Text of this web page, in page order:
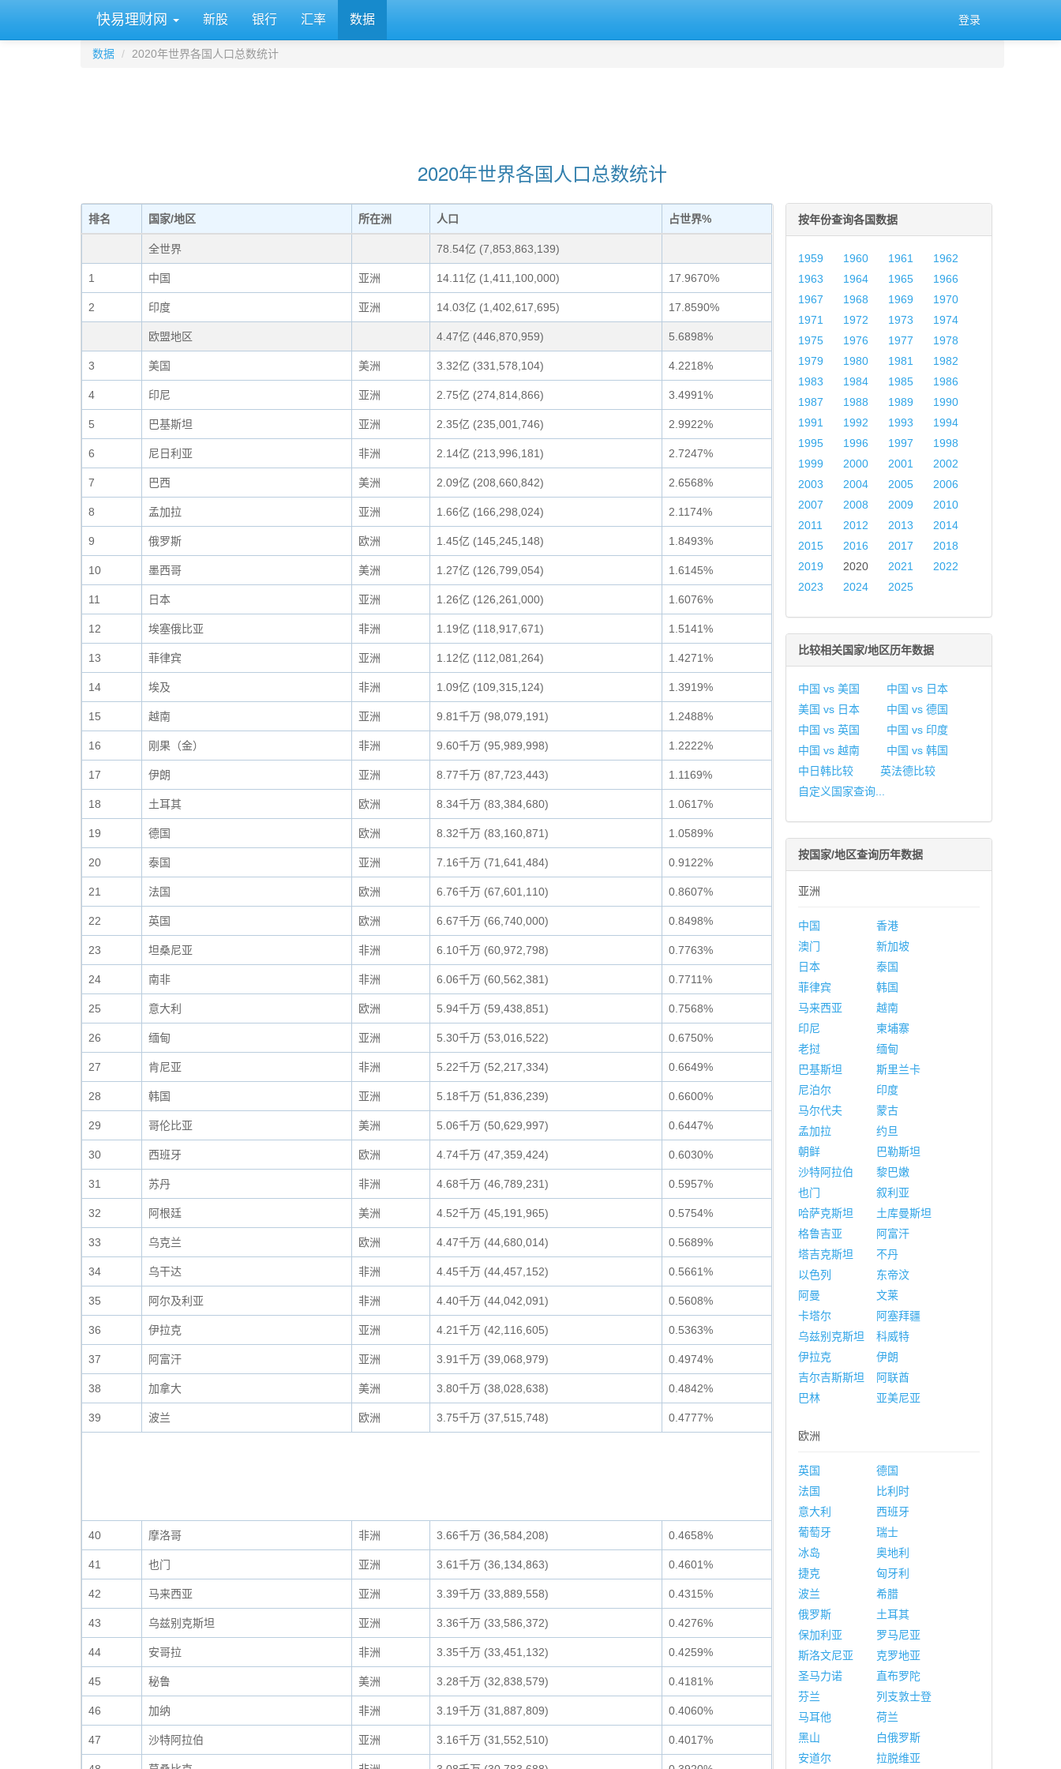
快易理财网 新股 银行 汇率 数据 登录
数据 2020年世界各国人口总数统计
2020年世界各国人口总数统计
排名 国家/地区 所在洲 人口 占世界%
全世界 78.54亿 (7,853,863,139)
1 中国 亚洲 14.11亿 (1,411,100,000) 17.9670%
2 印度 亚洲 14.03亿 (1,402,617,695) 17.8590%
欧盟地区 4.47亿 (446,870,959) 5.6898%
3 美国 美洲 3.32亿 (331,578,104) 4.2218%
4 印尼 亚洲 2.75亿 (274,814,866) 3.4991%
5 巴基斯坦 亚洲 2.35亿 (235,001,746) 2.9922%
6 尼日利亚 非洲 2.14亿 (213,996,181) 2.7247%
7 巴西 美洲 2.09亿 (208,660,842) 2.6568%
8 孟加拉 亚洲 1.66亿 (166,298,024) 2.1174%
9 俄罗斯 欧洲 1.45亿 (145,245,148) 1.8493%
10 墨西哥 美洲 1.27亿 (126,799,054) 1.6145%
11 日本 亚洲 1.26亿 (126,261,000) 1.6076%
12 埃塞俄比亚 非洲 1.19亿 (118,917,671) 1.5141%
13 菲律宾 亚洲 1.12亿 (112,081,264) 1.4271%
14 埃及 非洲 1.09亿 (109,315,124) 1.3919%
15 越南 亚洲 9.81千万 (98,079,191) 1.2488%
16 刚果（金） 非洲 9.60千万 (95,989,998) 1.2222%
17 伊朗 亚洲 8.77千万 (87,723,443) 1.1169%
18 土耳其 欧洲 8.34千万 (83,384,680) 1.0617%
19 德国 欧洲 8.32千万 (83,160,871) 1.0589%
20 泰国 亚洲 7.16千万 (71,641,484) 0.9122%
21 法国 欧洲 6.76千万 (67,601,110) 0.8607%
22 英国 欧洲 6.67千万 (66,740,000) 0.8498%
23 坦桑尼亚 非洲 6.10千万 (60,972,798) 0.7763%
24 南非 非洲 6.06千万 (60,562,381) 0.7711%
25 意大利 欧洲 5.94千万 (59,438,851) 0.7568%
26 缅甸 亚洲 5.30千万 (53,016,522) 0.6750%
27 肯尼亚 非洲 5.22千万 (52,217,334) 0.6649%
28 韩国 亚洲 5.18千万 (51,836,239) 0.6600%
29 哥伦比亚 美洲 5.06千万 (50,629,997) 0.6447%
30 西班牙 欧洲 4.74千万 (47,359,424) 0.6030%
31 苏丹 非洲 4.68千万 (46,789,231) 0.5957%
32 阿根廷 美洲 4.52千万 (45,191,965) 0.5754%
33 乌克兰 欧洲 4.47千万 (44,680,014) 0.5689%
34 乌干达 非洲 4.45千万 (44,457,152) 0.5661%
35 阿尔及利亚 非洲 4.40千万 (44,042,091) 0.5608%
36 伊拉克 亚洲 4.21千万 (42,116,605) 0.5363%
37 阿富汗 亚洲 3.91千万 (39,068,979) 0.4974%
38 加拿大 美洲 3.80千万 (38,028,638) 0.4842%
39 波兰 欧洲 3.75千万 (37,515,748) 0.4777%
40 摩洛哥 非洲 3.66千万 (36,584,208) 0.4658%
41 也门 亚洲 3.61千万 (36,134,863) 0.4601%
42 马来西亚 亚洲 3.39千万 (33,889,558) 0.4315%
43 乌兹别克斯坦 亚洲 3.36千万 (33,586,372) 0.4276%
44 安哥拉 非洲 3.35千万 (33,451,132) 0.4259%
45 秘鲁 美洲 3.28千万 (32,838,579) 0.4181%
46 加纳 非洲 3.19千万 (31,887,809) 0.4060%
47 沙特阿拉伯 亚洲 3.16千万 (31,552,510) 0.4017%
按年份查询各国数据
1959 1960 1961
1962
1963
1964 1965
1966
1967
1968 1969
1970
1971
1972 1973
1974
1975
1976 1977
1978
1979
1980 1981
1982
1983
1984 1985
1986
1987
1988 1989
1990
1991
1992 1993
1994
1995
1996 1997
1998
1999
2000 2001
2002
2003
2004 2005
2006
2007
2008 2009
2010
2011
2012 2013
2014
2015
2016 2017
2018
2019
2020 2021
2022
2023
2024 2025
比较相关国家/地区历年数据
中国 vs 美国
中国 vs 日本
美国 vs 日本
中国 vs 德国
中国 vs 英国
中国 vs 印度
中国 vs 越南
中国 vs 韩国
中日韩比较
英法德比较
自定义国家查询...
按国家/地区查询历年数据
亚洲
中国
香港
澳门
新加坡
日本
泰国
菲律宾
韩国
马来西亚
越南
印尼
柬埔寨
老挝
缅甸
巴基斯坦
斯里兰卡
尼泊尔
印度
马尔代夫
蒙古
孟加拉
约旦
朝鲜
巴勒斯坦
沙特阿拉伯
黎巴嫩
也门
叙利亚
哈萨克斯坦
土库曼斯坦
格鲁吉亚
阿富汗
塔吉克斯坦
不丹
以色列
东帝汶
阿曼
文莱
卡塔尔
阿塞拜疆
乌兹别克斯坦
科威特
伊拉克
伊朗
吉尔吉斯斯坦
阿联酋
巴林
亚美尼亚
欧洲
英国
德国
法国
比利时
意大利
西班牙
葡萄牙
瑞士
冰岛
奥地利
捷克
匈牙利
波兰
希腊
俄罗斯
土耳其
保加利亚
罗马尼亚
斯洛文尼亚
克罗地亚
圣马力诺
直布罗陀
芬兰
列支敦士登
马耳他
荷兰
黑山
白俄罗斯
安道尔
拉脱维亚